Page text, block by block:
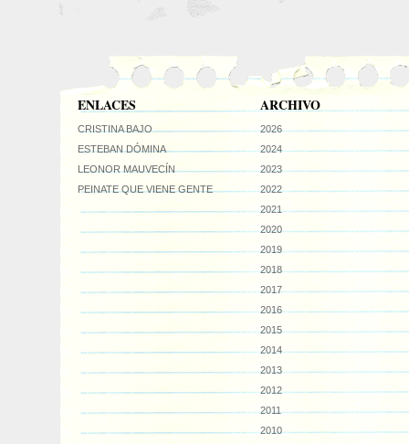
ENLACES
CRISTINA BAJO
ESTEBAN DÓMINA
LEONOR MAUVECÍN
PEINATE QUE VIENE GENTE
ARCHIVO
2026
2024
2023
2022
2021
2020
2019
2018
2017
2016
2015
2014
2013
2012
2011
2010